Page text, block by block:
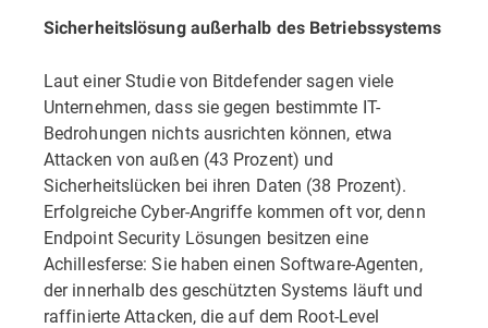
Sicherheitslösung außerhalb des Betriebssystems
Laut einer Studie von Bitdefender sagen viele
Unternehmen, dass sie gegen bestimmte IT-
Bedrohungen nichts ausrichten können, etwa
Attacken von außen (43 Prozent) und
Sicherheitslücken bei ihren Daten (38 Prozent).
Erfolgreiche Cyber-Angriffe kommen oft vor, denn
Endpoint Security Lösungen besitzen eine
Achillesferse: Sie haben einen Software-Agenten,
der innerhalb des geschützten Systems läuft und
raffinierte Attacken, die auf dem Root-Level